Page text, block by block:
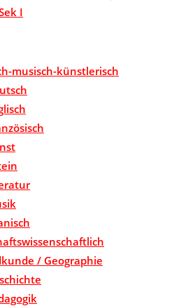
I
musisch-künstlerisch
/ Geographie